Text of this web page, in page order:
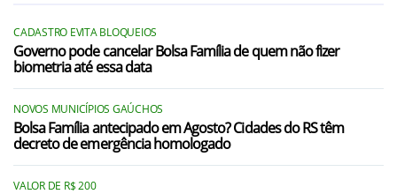
CADASTRO EVITA BLOQUEIOS
Governo pode cancelar Bolsa Família de quem não fizer
biometria até essa data
NOVOS MUNICÍPIOS GAÚCHOS
Bolsa Família antecipado em Agosto? Cidades do RS têm
decreto de emergência homologado
VALOR DE R$ 200